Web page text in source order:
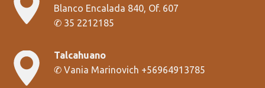
Blanco Encalada 840, Of. 607
✆ 35 2212185
Talcahuano
✆ Vania Marinovich +56964913785